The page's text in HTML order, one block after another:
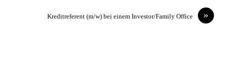
»
Kreditreferent (m/w) bei einem Investor/Family Office